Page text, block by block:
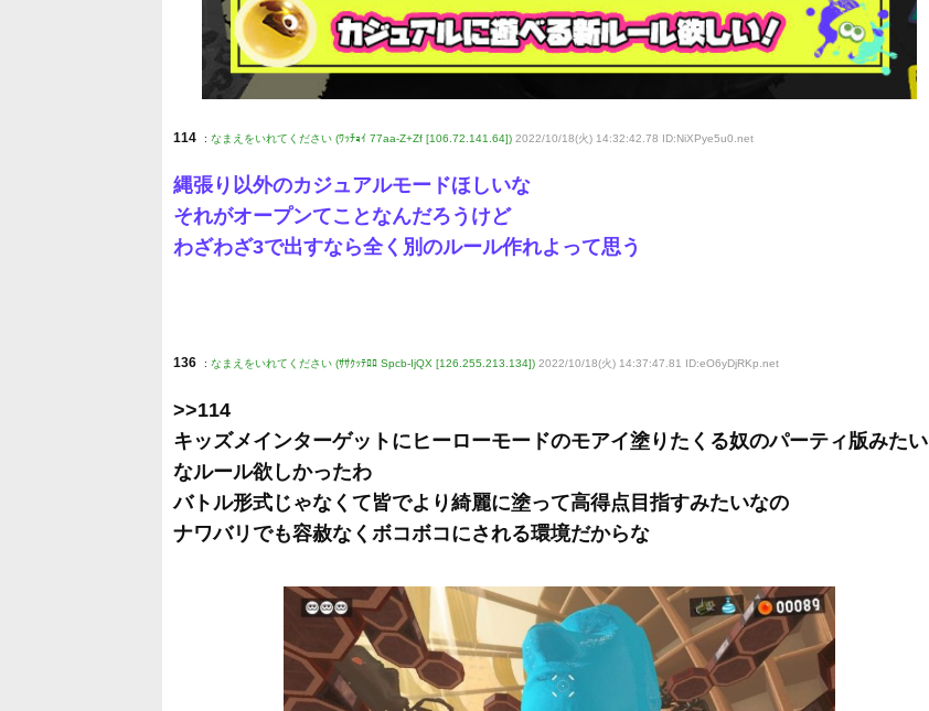
114 : なまえをいれてください (ﾜｯﾁｮｲ 77aa-Z+Zf [106.72.141.64]) 2022/10/18(火) 14:32:42.78 ID:NiXPye5u0 .net
縄張り以外のカジュアルモードほしいな
それがオープンてことなんだろうけど
わざわざ3で出すなら全く別のルール作れよって思う
136 : なまえをいれてください (ｻｻｸｯﾃﾛﾛ Spcb-IjQX [126.255.213.134]) 2022/10/18(火) 14:37:47.81 ID:eO6yDjRKp .net
>>114
キッズメインターゲットにヒーローモードのモアイ塗りたくる奴のパーティ版みたい
なルール欲しかったわ
バトル形式じゃなくて皆でより綺麗に塗って高得点目指すみたいなの
ナワバリでも容赦なくボコボコにされる環境だからな